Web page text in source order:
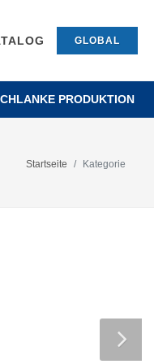
GLOBAL
PRODUKTION
Startseite Kategorie